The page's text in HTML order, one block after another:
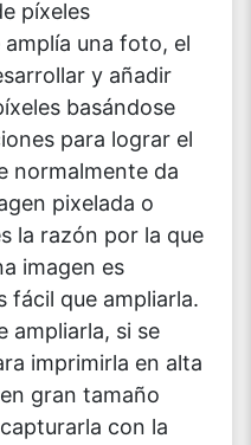
píxeles
una foto, el
y añadir
basándose
para lograr el
normalmente da
pixelada o
la razón por la que
imagen es
fácil que ampliarla.
ampliarla, si se
imprimirla en alta
gran tamaño
con la